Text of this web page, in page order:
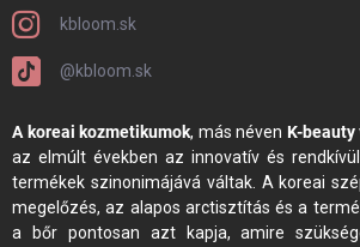
kbloom.sk
@kbloom.sk
A koreai kozmetikumok, más néven K-beauty
az elmúlt években az innovatív és
termékek szinonimájává váltak. A koreai
megelőzés, az alapos arctisztítás és a
a bőr pontosan azt kapja, amire